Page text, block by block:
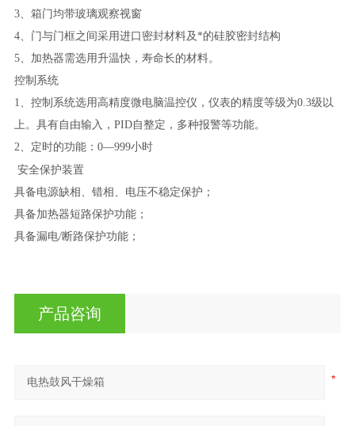
3、 箱门均带玻璃观察视窗
4、 门与门框之间采用进口密封材料及*的硅胶密封结构
5、 加热器需选用升温快，寿命长的材料。
控制系统
1、 控制系统选用高精度微电脑温控仪，仪表的精度等级为0.3级以
上。具有自由输入，PID自整定，多种报警等功能。
2、 定时的功能：0—999小时
安全保护装置
具备电源缺相、错相、电压不稳定保护；
具备加热器短路保护功能；
具备漏电/断路保护功能；
产品咨询